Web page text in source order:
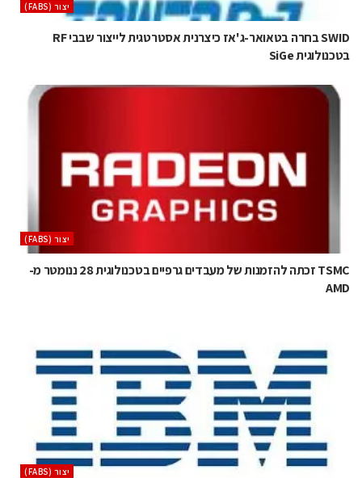
‫יצור (‪(FABS‬‬
SWID בחרה בטאואר-ג'אז כיצרנית אסטרטגית לייצור שבבי RF
בטכנולוגית SiGe
‫יצור (‪(FABS‬‬
TSMC זכתה להזמנות של מעבדים גרפיים בטכנולוגית 28 ננומטר מ-
AMD
‫יצור (‪(FABS‬‬